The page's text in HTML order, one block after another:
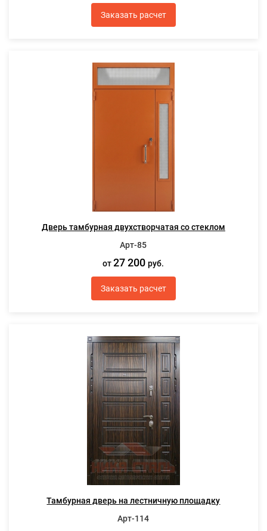
Заказать расчет
Дверь тамбурная двухстворчатая со стеклом
Арт-85
от27 200руб.
Заказать расчет
Тамбурная дверь на лестничную площадку
Арт-114